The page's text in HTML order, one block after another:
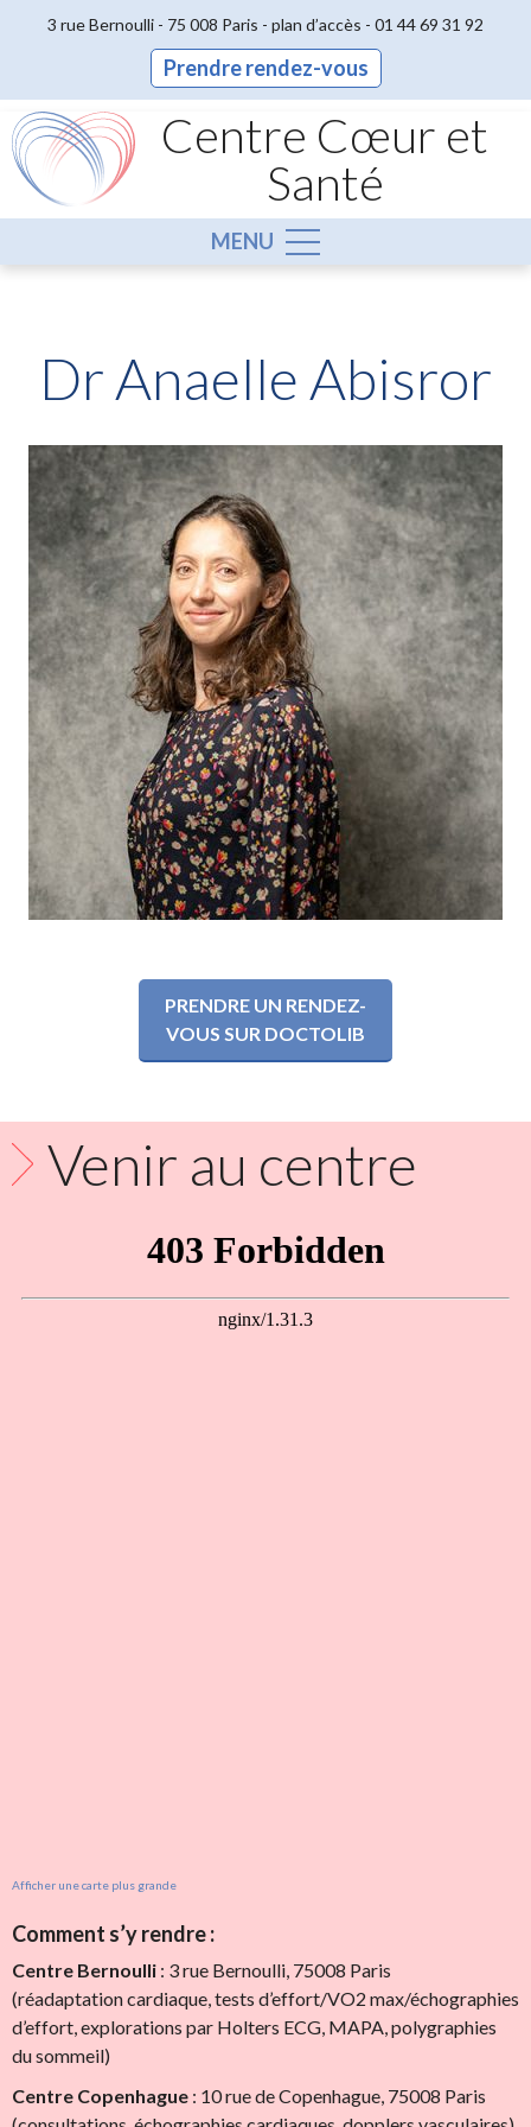
3 rue Bernoulli - 75 008 Paris - plan d’accès - 01 44 69 31 92
Prendre rendez-vous
Centre Cœur et
Santé
MENU
Dr Anaelle Abisror
PRENDRE UN RENDEZ-
VOUS SUR DOCTOLIB
Venir au centre
Afficher une carte plus grande
Comment s’y rendre :
Centre Bernoulli : 3 rue Bernoulli, 75008 Paris
(réadaptation cardiaque, tests d’effort/VO2 max/échographies
d’effort, explorations par Holters ECG, MAPA, polygraphies
du sommeil)
Centre Copenhague : 10 rue de Copenhague, 75008 Paris